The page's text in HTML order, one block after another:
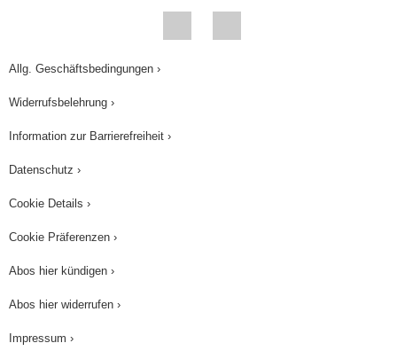
Allg. Geschäftsbedingungen ›
Widerrufsbelehrung ›
Information zur Barrierefreiheit ›
Datenschutz ›
Cookie Details ›
Cookie Präferenzen ›
Abos hier kündigen ›
Abos hier widerrufen ›
Impressum ›